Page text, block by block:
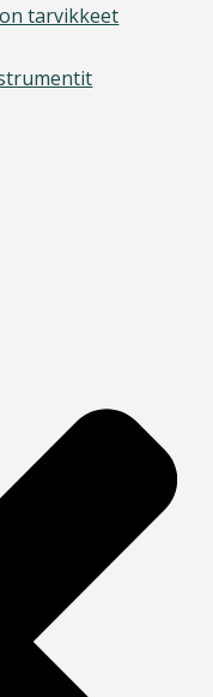
tarvikkeet